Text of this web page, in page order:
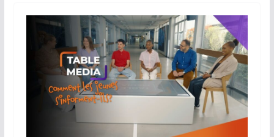
o
o
k
A
p
p
dI
n
Li
n
k
er